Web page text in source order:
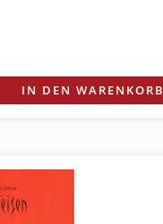
IN DEN WARENKORB